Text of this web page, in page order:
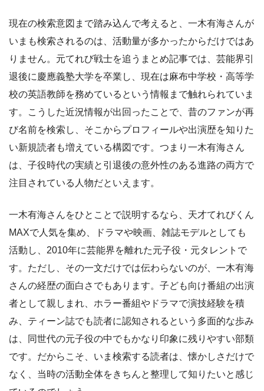
現在の検索意図まで踏み込んで考えると、一木有海さんが
いまも検索されるのは、活動量が多かったからだけではあ
りません。元てれび戦士を追うまとめ記事では、芸能界引
退後に慶應義塾大学を卒業し、現在は麻布中学校・高等学
校の英語教師を務めているという情報まで触れられていま
す。こうした近況情報が出回ったことで、昔のファンが再
び名前を検索し、そこからプロフィールや出演歴を知りた
い新規読者も増えている構図です。つまり一木有海さん
は、子役時代の実績と引退後の意外性のある進路の両方で
注目されている人物だといえます。
一木有海さんをひとことで説明するなら、天才てれびくん
MAXで人気を集め、ドラマや映画、雑誌モデルとしても
活動し、2010年に芸能界を離れた元子役・元タレントで
す。ただし、その一文だけでは伝わらないのが、一木有海
さんの経歴の面白さでもあります。子ども向け番組の出演
者として親しまれ、ホラー番組やドラマで演技経験を積
み、ティーン誌でも読者に認知されるという多面的な歩み
は、同世代の元子役の中でもかなり印象に残りやすい部類
です。だからこそ、いま検索する読者は、懐かしさだけで
なく、当時の活動全体をきちんと整理して知りたいと感じ